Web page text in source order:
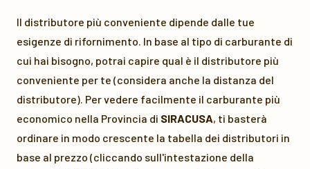
Il distributore più conveniente dipende dalle tue
esigenze di rifornimento. In base al tipo di carburante di
cui hai bisogno, potrai capire qual è il distributore più
conveniente per te (considera anche la distanza del
distributore). Per vedere facilmente il carburante più
economico nella Provincia di SIRACUSA, ti basterà
ordinare in modo crescente la tabella dei distributori in
base al prezzo (cliccando sull'intestazione della